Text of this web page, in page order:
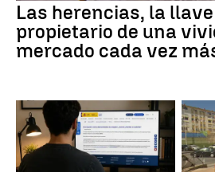
Las herencias, la
propietario de una
mercado cada vez